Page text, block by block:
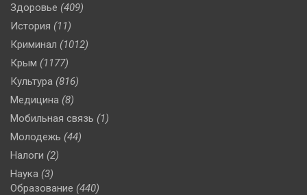
Здоровье (409)
История (11)
Криминал (1012)
Крым (1177)
Культура (816)
Медицина (8)
Мобильная связь (1)
Молодежь (44)
Налоги (2)
Наука (3)
Образование (440)